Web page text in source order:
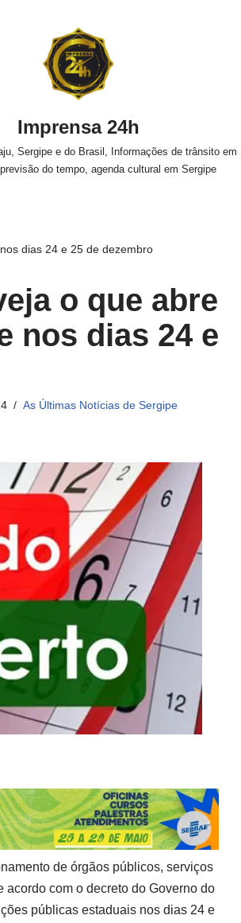
Imprensa 24h
Sergipe e do Brasil, Informações de trânsito
do tempo, agenda cultural em Sergipe
dias 24 e 25 de dezembro
o que abre
nos dias 24 e
As Últimas Notícias de Sergipe
de órgãos públicos, serviços
com o decreto do Governo do
públicas estaduais nos dias 24 e